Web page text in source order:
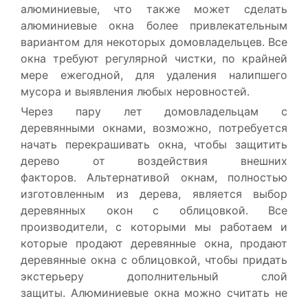
алюминиевые, что также может сделать
алюминиевые окна более привлекательным
вариантом для некоторых домовладельцев. Все
окна требуют регулярной чистки, по крайней
мере ежегодной, для удаления налипшего
мусора и выявления любых неровностей.
Через пару лет домовладельцам с
деревянными окнами, возможно, потребуется
начать перекрашивать окна, чтобы защитить
дерево от воздействия внешних
факторов. Альтернативой окнам, полностью
изготовленным из дерева, является выбор
деревянных окон с облицовкой. Все
производители, с которыми мы работаем и
которые продают деревянные окна, продают
деревянные окна с облицовкой, чтобы придать
экстерьеру дополнительный слой
защиты. Алюминиевые окна можно считать не